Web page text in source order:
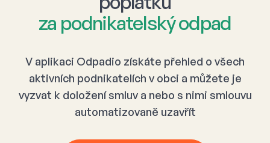
za podnikatelský odpad
V aplikaci Odpadio získáte přehled o všech
aktivních podnikatelích v obci a můžete je
vyzvat k doložení smluv a nebo s nimi smlouvu
automatizovaně uzavřít